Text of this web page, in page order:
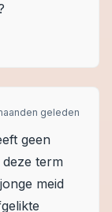
geleden
geen
term
meid